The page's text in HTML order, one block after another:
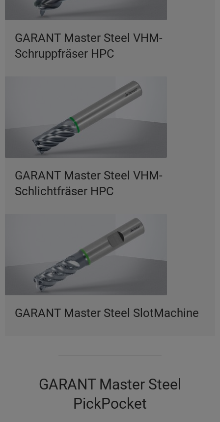
GARANT Master Steel VHM-
Schruppfräser HPC
GARANT Master Steel VHM-
Schlichtfräser HPC
GARANT Master Steel SlotMachine
GARANT Master Steel
PickPocket